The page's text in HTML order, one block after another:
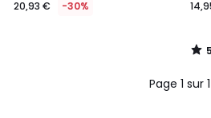
20,93 € -30%
5
/
Page 1 sur 1